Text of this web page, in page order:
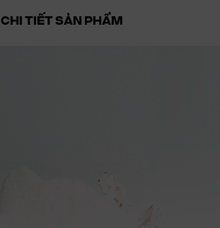
CHI TIẾT SẢN PHẨM